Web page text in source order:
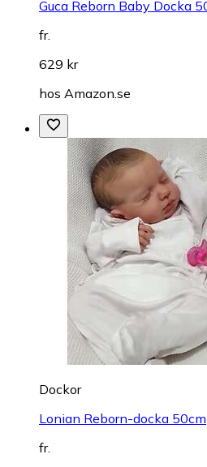
Guca Reborn Baby Docka
fr.
629 kr
hos Amazon.se
Dockor
Lonian Reborn-docka 50cm
fr.